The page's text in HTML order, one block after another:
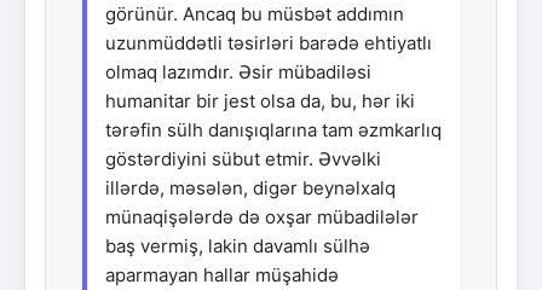
görünür. Ancaq bu müsbət addımın
uzunmüddətli təsirləri barədə ehtiyatlı
olmaq lazımdır. Əsir mübadiləsi
humanitar bir jest olsa da, bu, hər iki
tərəfin sülh danışıqlarına tam əzmkarlıq
göstərdiyini sübut etmir. Əvvəlki
illərdə, məsələn, digər beynəlxalq
münaqişələrdə də oxşar mübadilələr
baş vermiş, lakin davamlı sülhə
aparmayan hallar müşahidə